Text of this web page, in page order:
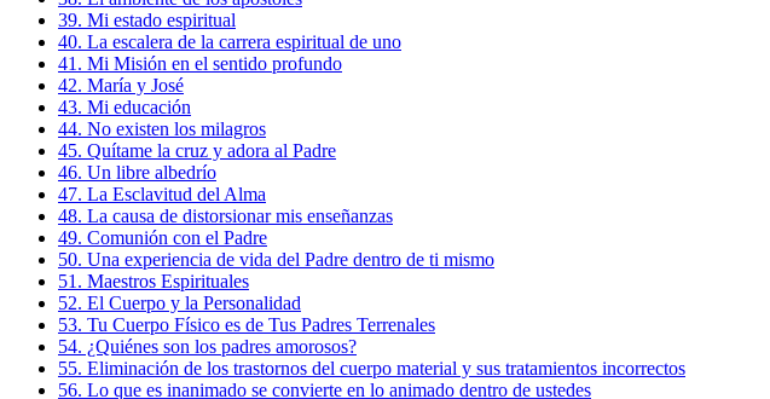
39. Mi estado espiritual
40. La escalera de la carrera espiritual de uno
41. Mi Misión en el sentido profundo
42. María y José
43. Mi educación
44. No existen los milagros
45. Quítame la cruz y adora al Padre
46. Un libre albedrío
47. La Esclavitud del Alma
48. La causa de distorsionar mis enseñanzas
49. Comunión con el Padre
50. Una experiencia de vida del Padre dentro de ti mismo
51. Maestros Espirituales
52. El Cuerpo y la Personalidad
53. Tu Cuerpo Físico es de Tus Padres Terrenales
54. ¿Quiénes son los padres amorosos?
55. Eliminación de los trastornos del cuerpo material y sus tratamientos incorrectos
56. Lo que es inanimado se convierte en lo animado dentro de ustedes